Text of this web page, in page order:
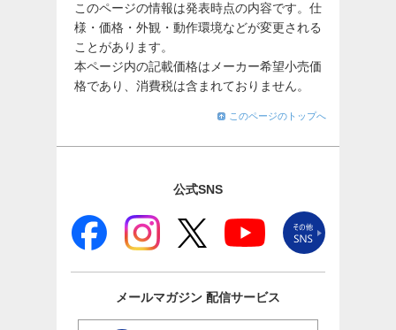
このページの情報は発表時点の内容です。仕
様・価格・外観・動作環境などが変更される
ことがあります。
本ページ内の記載価格はメーカー希望小売価
格であり、消費税は含まれておりません。
このページのトップへ
公式SNS
メールマガジン 配信サービス